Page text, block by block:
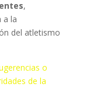
,
a la
del atletismo
o
de la